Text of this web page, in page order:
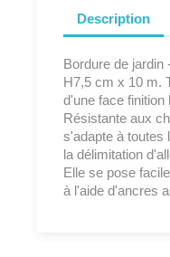
Description
Bordure de
H7,5 cm x 10 m.
d'une face finition
Résistante aux
s'adapte à toutes
la délimitation
Elle se pose
à l'aide d'ancres